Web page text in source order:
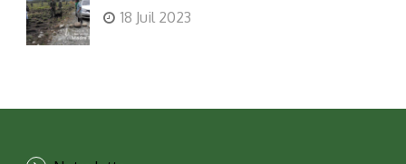
18 Juil 2023